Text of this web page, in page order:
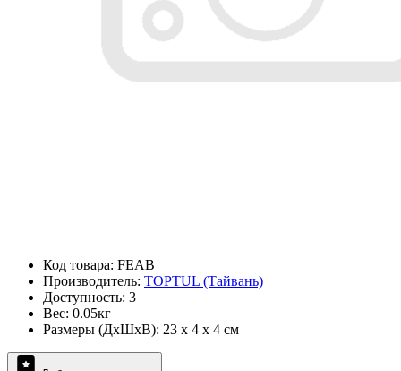
Код товара: FEAB
Производитель: TOPTUL (Тайвань)
Доступность: 3
Вес: 0.05кг
Размеры (ДxШxВ): 23 x 4 x 4 см